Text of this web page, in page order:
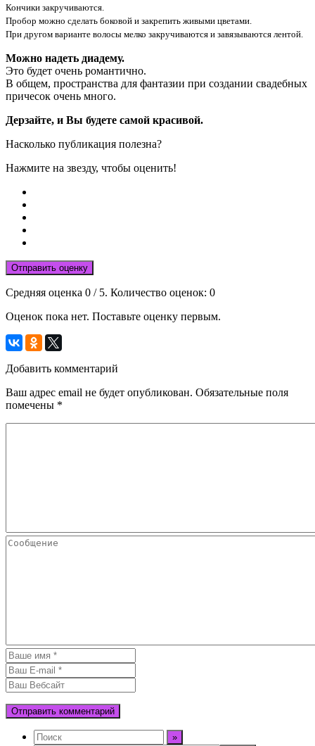
Кончики закручиваются.
Пробор можно сделать боковой и закрепить живыми цветами.
При другом варианте волосы мелко закручиваются и завязываются лентой.
Можно надеть диадему.
Это будет очень романтично.
В общем, пространства для фантазии при создании свадебных
причесок очень много.
Дерзайте, и Вы будете самой красивой.
Насколько публикация полезна?
Нажмите на звезду, чтобы оценить!
Отправить оценку
Средняя оценка 0 / 5. Количество оценок: 0
Оценок пока нет. Поставьте оценку первым.
Добавить комментарий
Ваш адрес email не будет опубликован. Обязательные поля
помечены *